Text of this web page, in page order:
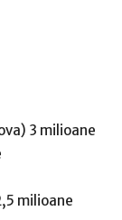
3 milioane
milioane